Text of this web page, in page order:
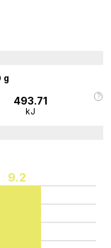
g
493.71
kJ
9.2